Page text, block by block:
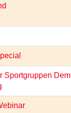
Sportgruppen Dem